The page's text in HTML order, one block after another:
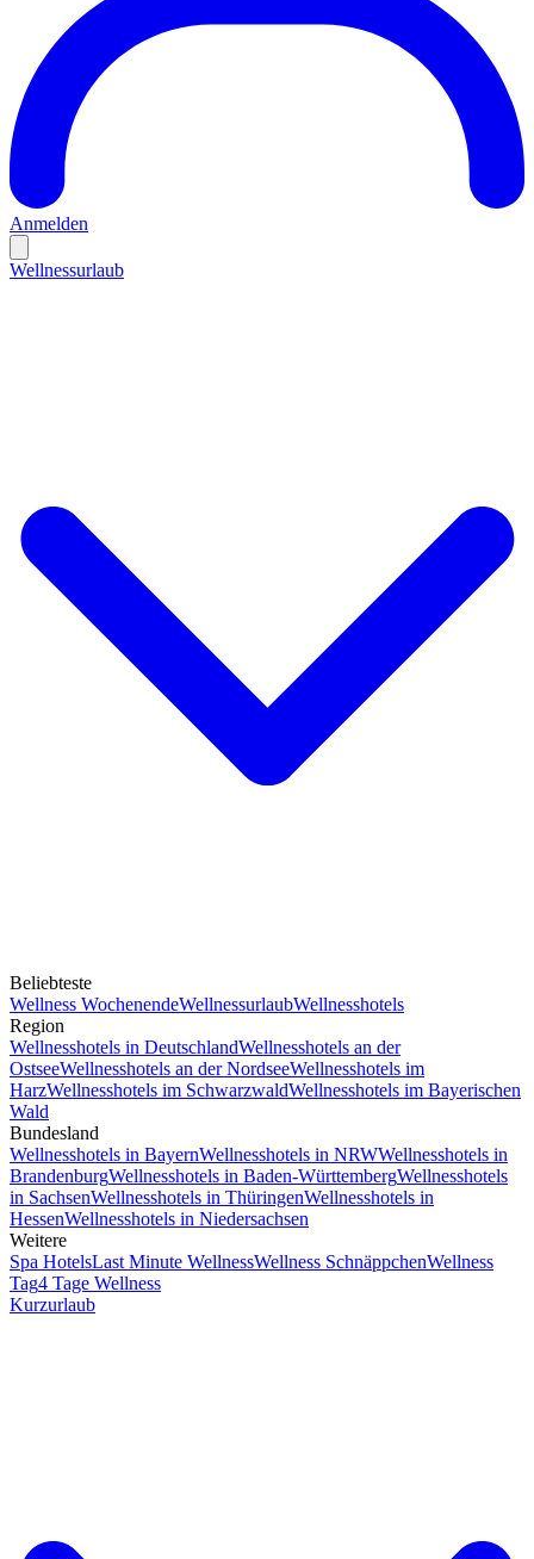
Anmelden
Wellnessurlaub
Beliebteste
Wellness WochenendeWellnessurlaubWellnesshotels
Region
Wellnesshotels in DeutschlandWellnesshotels an der
OstseeWellnesshotels an der NordseeWellnesshotels im
HarzWellnesshotels im SchwarzwaldWellnesshotels im Bayerischen
Wald
Bundesland
Wellnesshotels in BayernWellnesshotels in NRWWellnesshotels in
BrandenburgWellnesshotels in Baden-WürttembergWellnesshotels
in SachsenWellnesshotels in ThüringenWellnesshotels in
HessenWellnesshotels in Niedersachsen
Weitere
Spa HotelsLast Minute WellnessWellness SchnäppchenWellness
Tag4 Tage Wellness
Kurzurlaub